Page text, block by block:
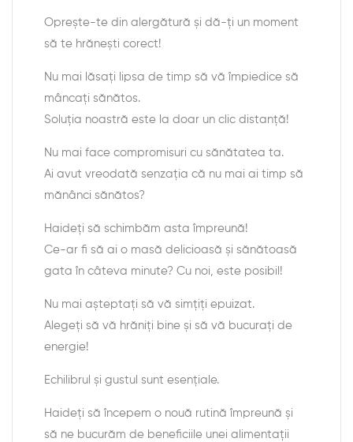
Oprește-te din alergătură și dă-ți un moment
să te hrănești corect!
Nu mai lăsați lipsa de timp să vă împiedice să
mâncați sănătos.
Soluția noastră este la doar un clic distanță!
Nu mai face compromisuri cu sănătatea ta.
Ai avut vreodată senzația că nu mai ai timp să
mănânci sănătos?
Haideți să schimbăm asta împreună!
Ce-ar fi să ai o masă delicioasă și sănătoasă
gata în câteva minute? Cu noi, este posibil!
Nu mai așteptați să vă simțiți epuizat.
Alegeți să vă hrăniți bine și să vă bucurați de
energie!
Echilibrul și gustul sunt esențiale.
Haideți să începem o nouă rutină împreună și
să ne bucurăm de beneficiile unei alimentații